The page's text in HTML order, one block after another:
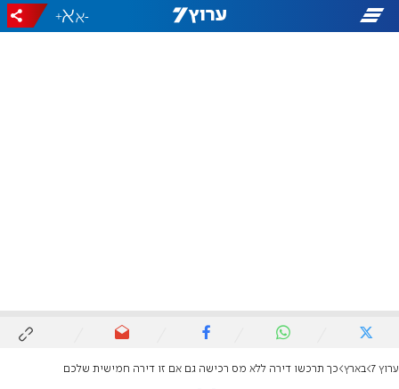
-
+
ערוץ 7 בארץ כך תרכשו דירה ללא מס רכישה גם אם זו דירה חמישית שלכם